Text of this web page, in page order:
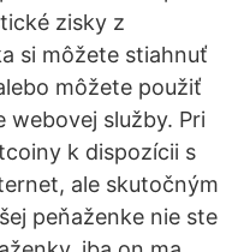
zisky z
si môžete stiahnuť
môžete použiť
webovej služby. Pri
k dispozícii s
ale skutočným
peňaženke nie ste